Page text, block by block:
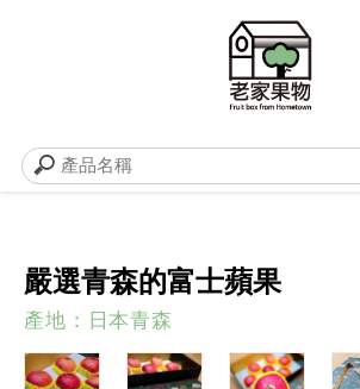
嚴選青森的富士蘋果
產地：日本青森